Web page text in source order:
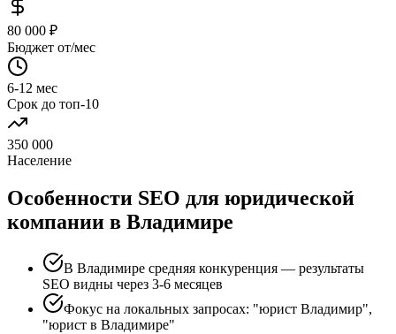
80 000 ₽
Бюджет от/мес
6-12 мес
Срок до топ-10
350 000
Население
Особенности SEO для юридической
компании в Владимире
В Владимире средняя конкуренция — результаты
SEO видны через 3-6 месяцев
Фокус на локальных запросах: "юрист Владимир",
"юрист в Владимире"